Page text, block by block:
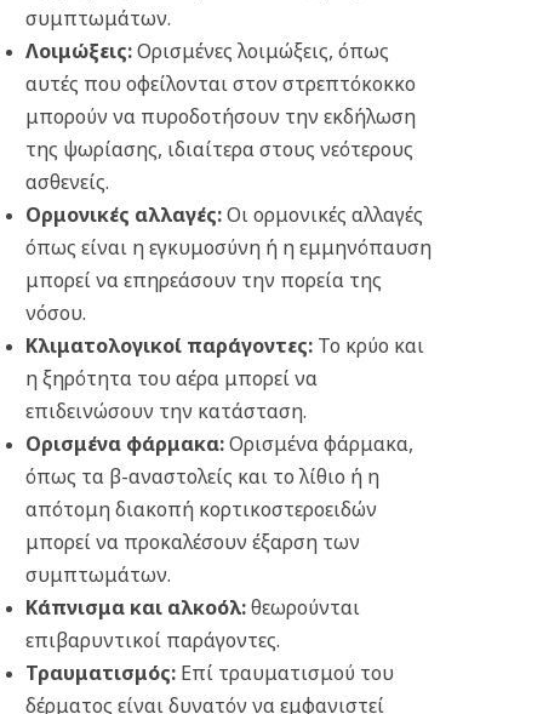
συμπτωμάτων.
Λοιμώξεις:Ορισμένες λοιμώξεις, όπως
αυτές που οφείλονται στον στρεπτόκοκκο
μπορούν να πυροδοτήσουν την εκδήλωση
της ψωρίασης, ιδιαίτερα στους νεότερους
ασθενείς.
Ορμονικές αλλαγές:Οι ορμονικές αλλαγές
όπως είναι η εγκυμοσύνη ή η εμμηνόπαυση
μπορεί να επηρεάσουν την πορεία της
νόσου.
Κλιματολογικοί παράγοντες:Το κρύο και
η ξηρότητα του αέρα μπορεί να
επιδεινώσουν την κατάσταση.
Ορισμένα φάρμακα:Ορισμένα φάρμακα,
όπως τα β-αναστολείς και το λίθιο ή η
απότομη διακοπή κορτικοστεροειδών
μπορεί να προκαλέσουν έξαρση των
συμπτωμάτων.
Κάπνισμα και αλκοόλ:θεωρούνται
επιβαρυντικοί παράγοντες.
Τραυματισμός:Επί τραυματισμού του
δέρματος είναι δυνατόν να εμφανιστεί